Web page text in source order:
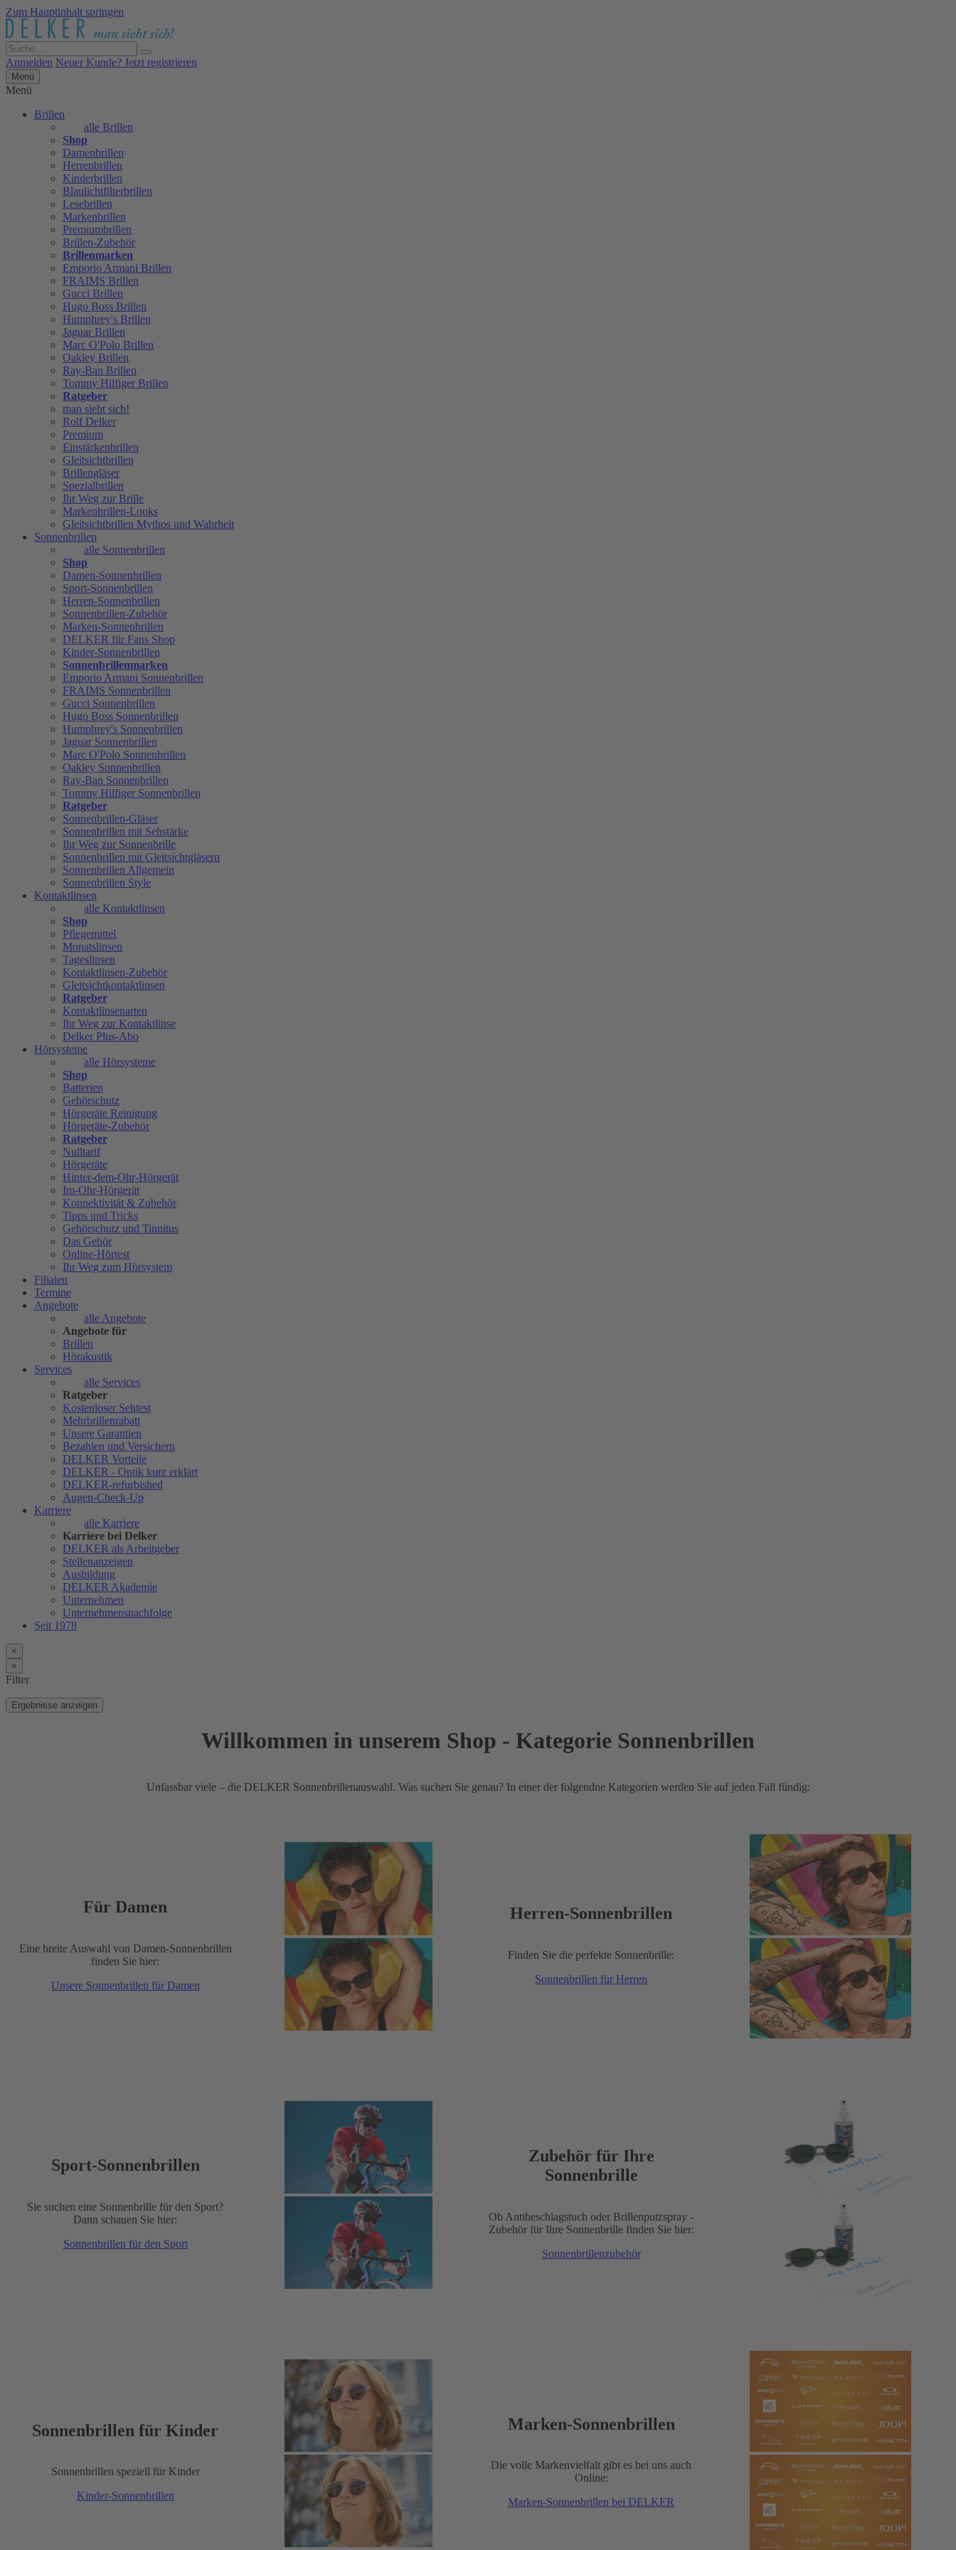
Zum Hauptinhalt springen
Anmelden Neuer Kunde? Jetzt registrieren
Menü
Menü
Brillen
alle Brillen
Shop
Damenbrillen
Herrenbrillen
Kinderbrillen
Blaulichtfilterbrillen
Lesebrillen
Markenbrillen
Premiumbrillen
Brillen-Zubehör
Brillenmarken
Emporio Armani Brillen
FRAIMS Brillen
Gucci Brillen
Hugo Boss Brillen
Humphrey's Brillen
Jaguar Brillen
Marc O'Polo Brillen
Oakley Brillen
Ray-Ban Brillen
Tommy Hilfiger Brillen
Ratgeber
man sieht sich!
Rolf Delker
Premium
Einstärkenbrillen
Gleitsichtbrillen
Brillengläser
Spezialbrillen
Ihr Weg zur Brille
Markenbrillen-Looks
Gleitsichtbrillen Mythos und Wahrheit
Sonnenbrillen
alle Sonnenbrillen
Shop
Damen-Sonnenbrillen
Sport-Sonnenbrillen
Herren-Sonnenbrillen
Sonnenbrillen-Zubehör
Marken-Sonnenbrillen
DELKER für Fans Shop
Kinder-Sonnenbrillen
Sonnenbrillenmarken
Emporio Armani Sonnenbrillen
FRAIMS Sonnenbrillen
Gucci Sonnenbrillen
Hugo Boss Sonnenbrillen
Humphrey's Sonnenbrillen
Jaguar Sonnenbrillen
Marc O'Polo Sonnenbrillen
Oakley Sonnenbrillen
Ray-Ban Sonnenbrillen
Tommy Hilfiger Sonnenbrillen
Ratgeber
Sonnenbrillen-Gläser
Sonnenbrillen mit Sehstärke
Ihr Weg zur Sonnenbrille
Sonnenbrillen mit Gleitsichtgläsern
Sonnenbrillen Allgemein
Sonnenbrillen Style
Kontaktlinsen
alle Kontaktlinsen
Shop
Pflegemittel
Monatslinsen
Tageslinsen
Kontaktlinsen-Zubehör
Gleitsichtkontaktlinsen
Ratgeber
Kontaktlinsenarten
Ihr Weg zur Kontaktlinse
Delker Plus-Abo
Hörsysteme
alle Hörsysteme
Shop
Batterien
Gehörschutz
Hörgeräte Reinigung
Hörgeräte-Zubehör
Ratgeber
Nulltarif
Hörgeräte
Hinter-dem-Ohr-Hörgerät
Im-Ohr-Hörgerät
Konnektivität & Zubehör
Tipps und Tricks
Gehörschutz und Tinnitus
Das Gehör
Online-Hörtest
Ihr Weg zum Hörsystem
Filialen
Termine
Angebote
alle Angebote
Angebote für
Brillen
Hörakustik
Services
alle Services
Ratgeber
Kostenloser Sehtest
Mehrbrillenrabatt
Unsere Garantien
Bezahlen und Versichern
DELKER Vorteile
DELKER - Optik kurz erklärt
DELKER-refurbished
Augen-Check-Up
Karriere
alle Karriere
Karriere bei Delker
DELKER als Arbeitgeber
Stellenanzeigen
Ausbildung
DELKER Akademie
Unternehmen
Unternehmensnachfolge
Seit 1978
×
×
Filter
Ergebnisse anzeigen
Willkommen in unserem Shop - Kategorie Sonnenbrillen
Unfassbar viele – die DELKER Sonnenbrillenauswahl. Was suchen Sie genau? In einer der folgendne Kategorien werden Sie auf jeden Fall fündig:
Für Damen
Eine breite Auswahl von Damen-Sonnenbrillen
finden Sie hier:
Unsere Sonnenbrillen für Damen
Herren-Sonnenbrillen
Finden Sie die perfekte Sonnenbrille:
Sonnenbrillen für Herren
Sport-Sonnenbrillen
Sie suchen eine Sonnenbrille für den Sport?
Dann schauen Sie hier:
Sonnenbrillen für den Sport
Zubehör für Ihre
Sonnenbrille
Ob Antibeschlagstuch oder Brillenputzspray -
Zubehör für Ihre Sonnenbrille finden Sie hier:
Sonnenbrillenzubehör
Sonnenbrillen für Kinder
Sonnenbrillen speziell für Kinder
Kinder-Sonnenbrillen
Marken-Sonnenbrillen
Die volle Markenvielfalt gibt es bei uns auch
Online:
Marken-Sonnenbrillen bei DELKER